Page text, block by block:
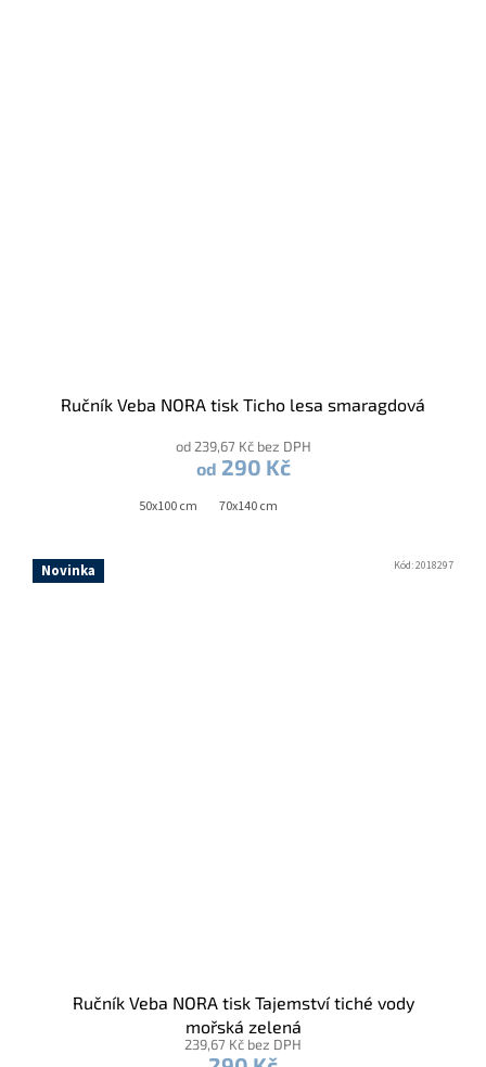
Ručník Veba NORA tisk Ticho lesa smaragdová
od 239,67 Kč bez DPH
od 290 Kč
50x100 cm 70x140 cm
Novinka
Ručník Veba NORA tisk Tajemství tiché vody
mořská zelená
239,67 Kč bez DPH
Kód:2018297